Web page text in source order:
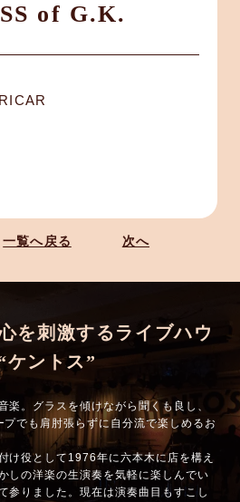
of G.K.
一覧へ戻る 次へ
を刺激するライブハウ
ケントス”
楽。グラスを傾けながら聞くも良し、
でも肩肘張らずに自分流で楽しめるお
け役として1976年に六本木に店を構え
しの洋楽の生演奏を気軽に楽しんでい
参りました。現在は演奏曲目もすこし